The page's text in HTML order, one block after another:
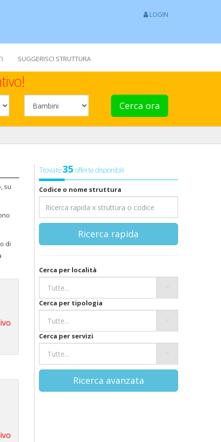
LOGIN
SUGGERISCI STRUTTURA
Cerca ora
su
di
Trovate35offerte disponibili
Codice o nome struttura
Ricerca rapida
Cerca per località
Cerca per tipologia
Cerca per servizi
Ricerca avanzata